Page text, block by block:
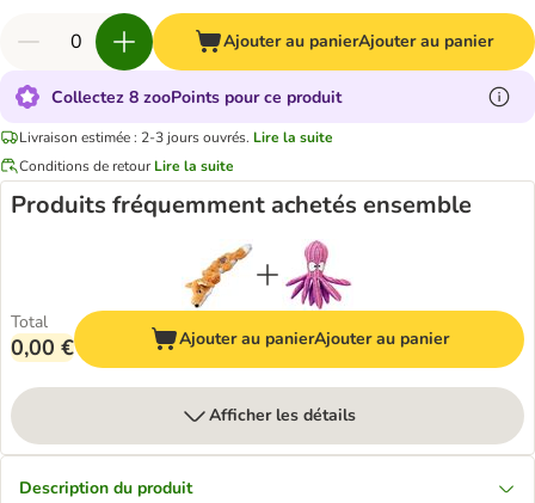
Ajouter au panierAjouter au panier
Collectez 8 zooPoints pour ce produit
Livraison estimée : 2-3 jours ouvrés. Lire la suite
Conditions de retour Lire la suite
Produits fréquemment achetés ensemble
Total
0,00 € Ajouter au panierAjouter au panier
Afficher les détails
Description du produit